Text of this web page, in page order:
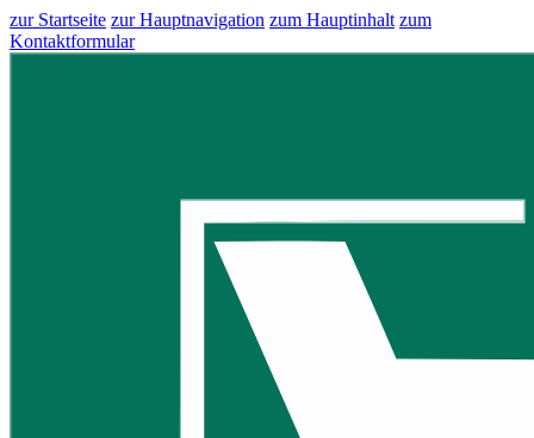
zur Startseite zur Hauptnavigation zum Hauptinhalt zum
Kontaktformular